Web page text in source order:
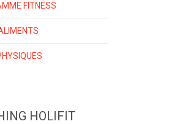
FITNESS
HOLIFIT